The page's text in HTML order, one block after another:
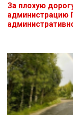
За плохую
администрацию